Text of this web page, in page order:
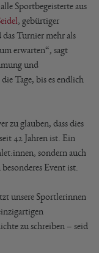
Sportbegeisterte aus
, gebürtiger
Turnier mehr als
erwarten“, sagt
und
Tage, bis es endlich
zu glauben, dass dies
42 Jahren ist. Ein
sondern auch
Event ist.
unsere Sportlerinnen
zu schreiben – seid